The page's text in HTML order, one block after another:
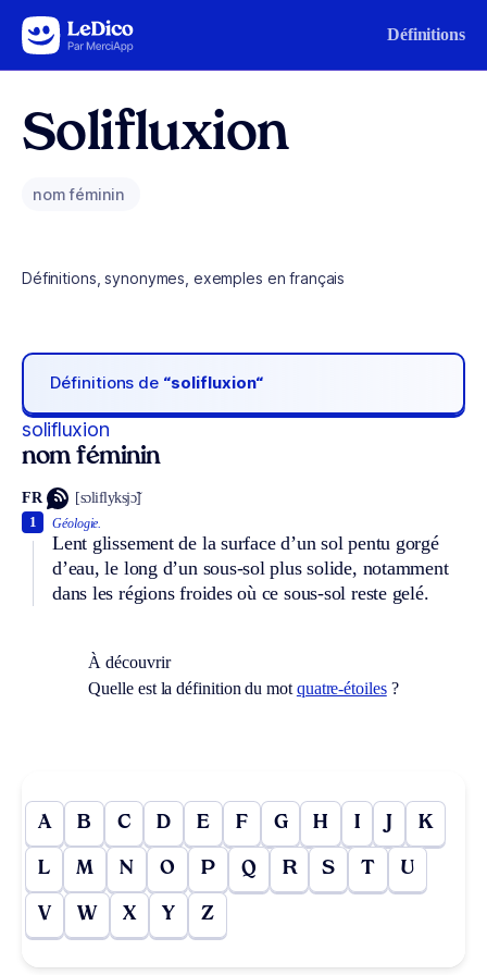
Aller au contenu Définitions
Solifluxion
nom féminin
Définitions, synonymes, exemples en français
Définitions de “solifluxion“
solifluxion
nom féminin
FR [sɔliflyksjɔ̃]
Géologie.
Lent glissement de la surface d’un sol pentu gorgé
d’eau, le long d’un sous-sol plus solide, notamment
dans les régions froides où ce sous-sol reste gelé.
1
À découvrir
Quelle est la définition du mot quatre-étoiles?
A B C D E F G H I J K
L M N O P Q R S T U
V W X Y Z